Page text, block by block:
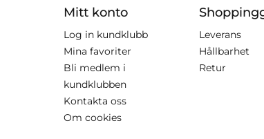
Mitt konto
Log in kundklubb
Mina favoriter
Bli medlem i
kundklubben
Kontakta oss
Om cookies
Leverans
Hållbarhet
Retur